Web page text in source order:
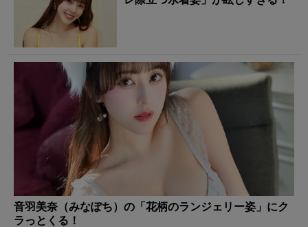
音羽美奈（みなぽち）の「花柄のランジェリー姿」にク
ラっとくる！